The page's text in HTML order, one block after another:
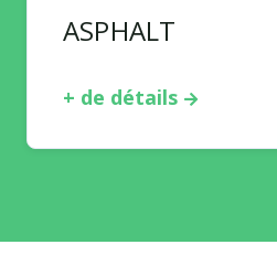
ASPHALT
+ de détails